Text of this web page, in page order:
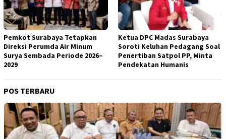
Pemkot Surabaya Tetapkan
Direksi Perumda Air Minum
Surya Sembada Periode 2026–
2029
Ketua DPC Madas Surabaya
Soroti Keluhan Pedagang Soal
Penertiban Satpol PP, Minta
Pendekatan Humanis
POS TERBARU